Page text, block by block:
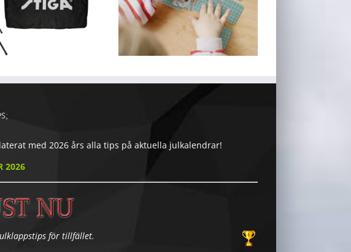
med 2026 års alla tips på aktuella julkalendrar!
2026
för tillfället.